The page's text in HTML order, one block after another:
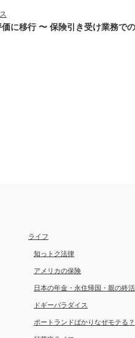
に移行 〜 保険引き受け業務で
ライフ
知っトク法律
アメリカの保険
日本の年金・永住帰国・親の終活
ドギーパラダイス
ポートランドばかりなぜモテる？